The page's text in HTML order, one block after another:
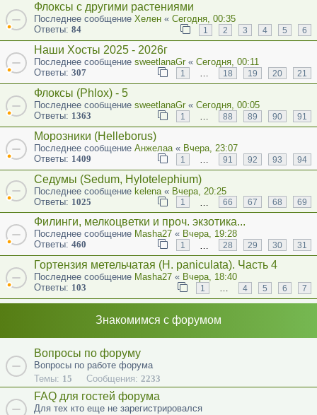
Флоксы с другими растениями
Последнее сообщение Хелен « Сегодня, 00:35
Ответы: 84 1 2 3 4 5 6
Наши Хосты 2025 - 2026г
Последнее сообщение sweetlanaGr« Сегодня, 00:11
Ответы: 307 1 … 18 19 20 21
Флоксы (Phlox) - 5
Последнее сообщение sweetlanaGr « Сегодня, 00:05
Ответы: 1363 1 … 88 89 90 91
Морозники (Helleborus)
Последнее сообщение Анжелаа « Вчера, 23:07
Ответы: 1409 1 91 92 93 94
Седумы (Sedum, Hylotelephium)
Последнее сообщение kelena « Вчера, 20:25
Ответы: 1025 1 66 67 68 69
Филинги, мелкоцветки и проч. экзотика...
Последнее сообщение Masha27 « Вчера, 19:28
Ответы: 460 1 28 29 30 31
Гортензия метельчатая (Н. paniculata). Часть 4
Последнее сообщение Masha27 « Вчера, 18:40
Ответы: 103 1 … 4 5 6 7
Знакомимся с форумом
Вопросы по форуму
Вопросы по работе форума
Темы: 15 Сообщения: 2233
FAQ для гостей форума
Для тех кто еще не зарегистрировался